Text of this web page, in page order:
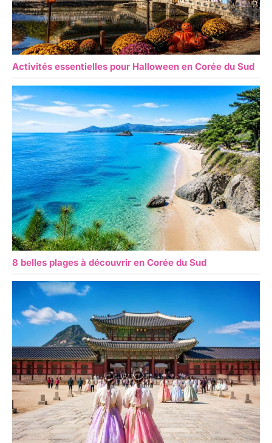
Activités essentielles pour Halloween en Corée du Sud
8 belles plages à découvrir en Corée du Sud